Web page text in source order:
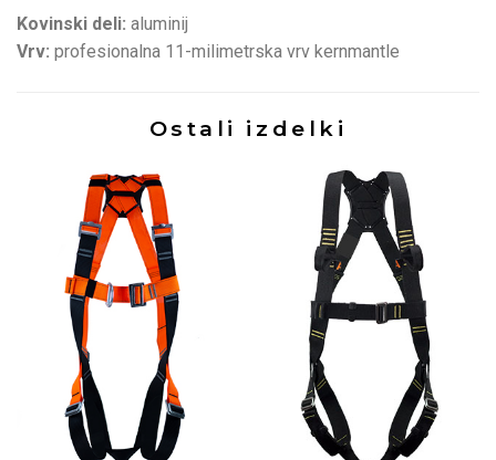
Kovinski deli: aluminij
Vrv: profesionalna 11-milimetrska vrv kernmantle
Ostali izdelki